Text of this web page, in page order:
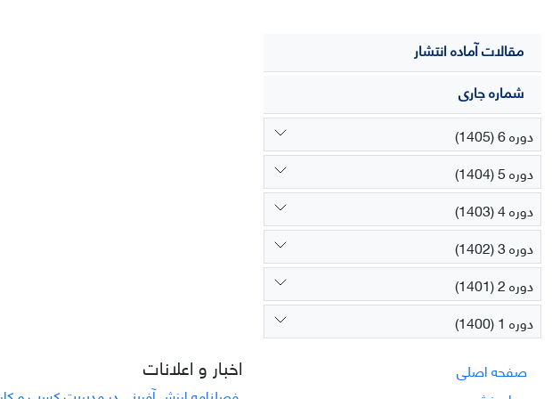
مقالات آماده انتشار
شماره جاری
دوره 6 (1405)
دوره 5 (1404)
دوره 4 (1403)
دوره 3 (1402)
دوره 2 (1401)
دوره 1 (1400)
صفحه اصلی
اخبار و اعلانات